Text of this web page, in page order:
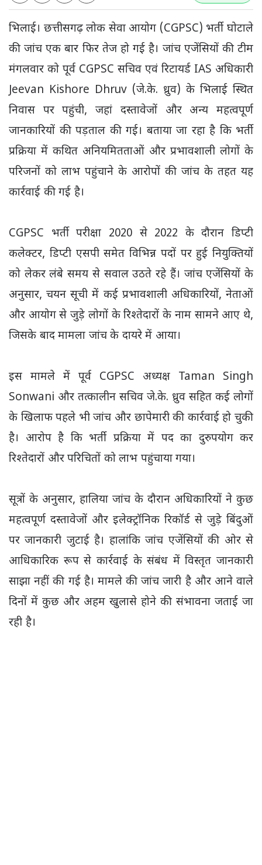
भिलाई। छत्तीसगढ़ लोक सेवा आयोग (CGPSC) भर्ती घोटाले
की जांच एक बार फिर तेज हो गई है। जांच एजेंसियों की टीम
मंगलवार को पूर्व CGPSC सचिव एवं रिटायर्ड IAS अधिकारी
Jeevan Kishore Dhruv (जे.के. ध्रुव) के भिलाई स्थित
निवास पर पहुंची, जहां दस्तावेजों और अन्य महत्वपूर्ण
जानकारियों की पड़ताल की गई। बताया जा रहा है कि भर्ती
प्रक्रिया में कथित अनियमितताओं और प्रभावशाली लोगों के
परिजनों को लाभ पहुंचाने के आरोपों की जांच के तहत यह
कार्रवाई की गई है।
CGPSC भर्ती परीक्षा 2020 से 2022 के दौरान डिप्टी
कलेक्टर, डिप्टी एसपी समेत विभिन्न पदों पर हुई नियुक्तियों
को लेकर लंबे समय से सवाल उठते रहे हैं। जांच एजेंसियों के
अनुसार, चयन सूची में कई प्रभावशाली अधिकारियों, नेताओं
और आयोग से जुड़े लोगों के रिश्तेदारों के नाम सामने आए थे,
जिसके बाद मामला जांच के दायरे में आया।
इस मामले में पूर्व CGPSC अध्यक्ष Taman Singh
Sonwani और तत्कालीन सचिव जे.के. ध्रुव सहित कई लोगों
के खिलाफ पहले भी जांच और छापेमारी की कार्रवाई हो चुकी
है। आरोप है कि भर्ती प्रक्रिया में पद का दुरुपयोग कर
रिश्तेदारों और परिचितों को लाभ पहुंचाया गया।
सूत्रों के अनुसार, हालिया जांच के दौरान अधिकारियों ने कुछ
महत्वपूर्ण दस्तावेजों और इलेक्ट्रॉनिक रिकॉर्ड से जुड़े बिंदुओं
पर जानकारी जुटाई है। हालांकि जांच एजेंसियों की ओर से
आधिकारिक रूप से कार्रवाई के संबंध में विस्तृत जानकारी
साझा नहीं की गई है। मामले की जांच जारी है और आने वाले
दिनों में कुछ और अहम खुलासे होने की संभावना जताई जा
रही है।